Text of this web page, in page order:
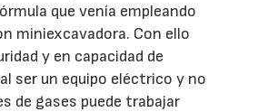
que venía empleando
miniexcavadora. Con ello
y en capacidad de
ser un equipo eléctrico y no
de gases puede trabajar